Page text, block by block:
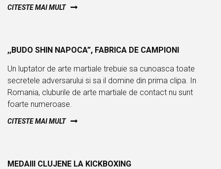
CITESTE MAI MULT
,,BUDO SHIN NAPOCA”, FABRICA DE CAMPIONI
Un luptator de arte martiale trebuie sa cunoasca toate
secretele adversarului si sa il domine din prima clipa. In
Romania, cluburile de arte martiale de contact nu sunt
foarte numeroase.
CITESTE MAI MULT
MEDAIII CLUJENE LA KICKBOXING